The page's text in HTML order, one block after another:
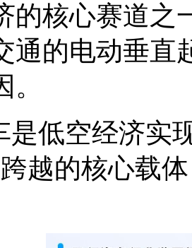
的核心赛道之
通的电动垂直
是低空经济实
越的核心载